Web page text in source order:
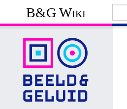
B&G Wiki